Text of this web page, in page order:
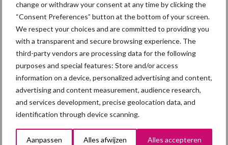
change or withdraw your consent at any time by clicking the
“Consent Preferences” button at the bottom of your screen.
We respect your choices and are committed to providing you
with a transparent and secure browsing experience. The
third-party vendors are processing data for the following
purposes and special features: Store and/or access
information on a device, personalized advertising and content,
advertising and content measurement, audience research,
and services development, precise geolocation data, and
identification through device scanning.
Aanpassen Alles afwijzen Alles accepteren
de context van de investering en het type maatregel.
Lees het volledige rapport hier.
Tekst: Gerben Hofman
Beeld: beeldarchief Prosu BV
Themapagina's